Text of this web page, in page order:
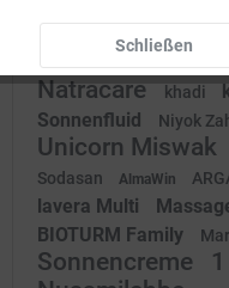
Savon de
Flecken
Weleda
Natracare khadi
Sonnenfluid
Niyok
Unicorn Miswak
Sodasan
AlmaWin
lavera Multi
BIOTURM Family
Sonnencreme
Schließen